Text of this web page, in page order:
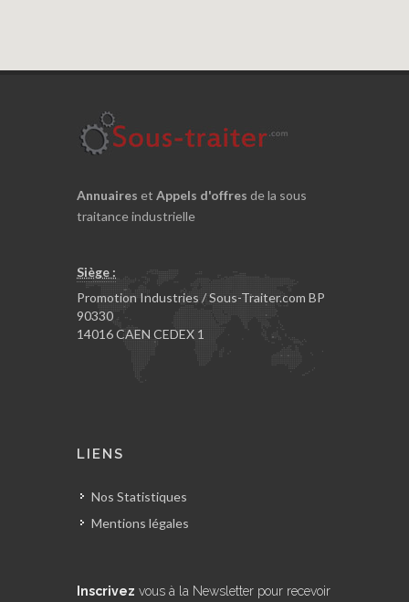
Annuaires et Appels d'offres de la sous
traitance industrielle
Siège :
Promotion Industries / Sous-Traiter.com BP
90330
14016 CAEN CEDEX 1
LIENS
Nos Statistiques
Mentions légales
Inscrivez vous à la Newsletter pour recevoir